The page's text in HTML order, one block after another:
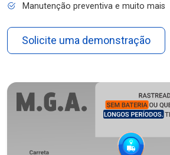
Manutenção preventiva e muito mais
Solicite uma demonstração